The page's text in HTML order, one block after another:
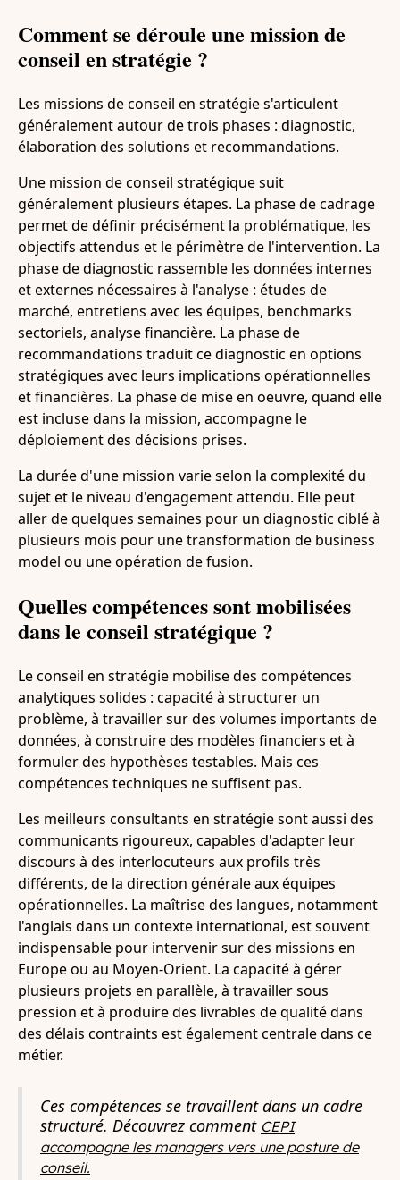
Comment se déroule une mission de
conseil en stratégie ?
Les missions de conseil en stratégie s'articulent
généralement autour de trois phases : diagnostic,
élaboration des solutions et recommandations.
Une mission de conseil stratégique suit
généralement plusieurs étapes. La phase de cadrage
permet de définir précisément la problématique, les
objectifs attendus et le périmètre de l'intervention. La
phase de diagnostic rassemble les données internes
et externes nécessaires à l'analyse : études de
marché, entretiens avec les équipes, benchmarks
sectoriels, analyse financière. La phase de
recommandations traduit ce diagnostic en options
stratégiques avec leurs implications opérationnelles
et financières. La phase de mise en oeuvre, quand elle
est incluse dans la mission, accompagne le
déploiement des décisions prises.
La durée d'une mission varie selon la complexité du
sujet et le niveau d'engagement attendu. Elle peut
aller de quelques semaines pour un diagnostic ciblé à
plusieurs mois pour une transformation de business
model ou une opération de fusion.
Quelles compétences sont mobilisées
dans le conseil stratégique ?
Le conseil en stratégie mobilise des compétences
analytiques solides : capacité à structurer un
problème, à travailler sur des volumes importants de
données, à construire des modèles financiers et à
formuler des hypothèses testables. Mais ces
compétences techniques ne suffisent pas.
Les meilleurs consultants en stratégie sont aussi des
communicants rigoureux, capables d'adapter leur
discours à des interlocuteurs aux profils très
différents, de la direction générale aux équipes
opérationnelles. La maîtrise des langues, notamment
l'anglais dans un contexte international, est souvent
indispensable pour intervenir sur des missions en
Europe ou au Moyen-Orient. La capacité à gérer
plusieurs projets en parallèle, à travailler sous
pression et à produire des livrables de qualité dans
des délais contraints est également centrale dans ce
métier.
Ces compétences se travaillent dans un cadre
structuré. Découvrez comment CEPI
accompagne les managers vers une posture de
conseil.